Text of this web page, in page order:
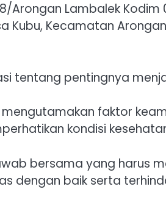
Arongan Lambalek
Kecamatan
tentang pentingnya
faktor
kondisi
bersama yang harus
dengan baik serta